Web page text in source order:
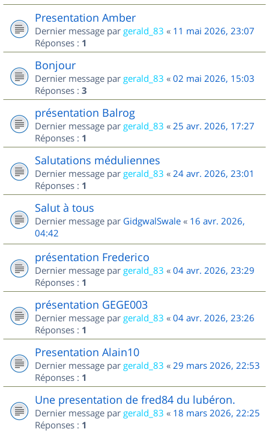
Presentation Amber
Dernier message par gerald_83 « 11 mai 2026, 23:07
Réponses : 1
Bonjour
Dernier message par gerald_83 « 02 mai 2026, 15:03
Réponses : 3
présentation Balrog
Dernier message par gerald_83 « 25 avr. 2026, 17:27
Réponses : 1
Salutations méduliennes
Dernier message par gerald_83 « 24 avr. 2026, 23:01
Réponses : 1
Salut à tous
Dernier message par GidgwalSwale « 16 avr. 2026,
04:42
présentation Frederico
Dernier message par gerald_83 « 04 avr. 2026, 23:29
Réponses : 1
présentation GEGE003
Dernier message par gerald_83 « 04 avr. 2026, 23:26
Réponses : 1
Presentation Alain10
Dernier message par gerald_83 « 29 mars 2026, 22:53
Réponses : 1
Une presentation de fred84 du lubéron.
Dernier message par gerald_83 « 18 mars 2026, 22:25
Réponses : 1